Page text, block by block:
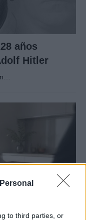
to third parties, or
años
Hitler